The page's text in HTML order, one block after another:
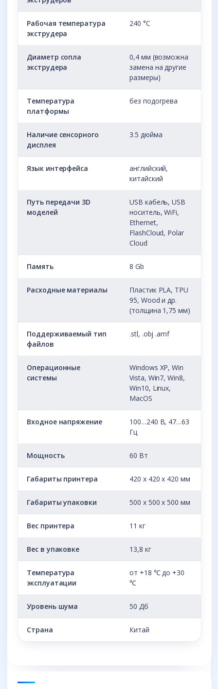
Рабочая температура
экструдера
240 °С
Диаметр сопла
экструдера
0,4 мм (возможна
замена на другие
размеры)
Температура
платформы
без подогрева
Наличие сенсорного
дисплея
3.5 дюйма
Язык интерфейса
английский,
китайский
Путь передачи 3D
моделей
USB кабель, USB
носитель, WiFi,
Ethernet,
FlashCloud, Polar
Cloud
Память 8 Gb
Расходные материалы
Пластик PLA, TPU
95, Wood и др.
(толщина 1,75 мм)
Поддерживаемый тип
файлов
.stl, .obj .amf
Операционные
системы
Windows XP, Win
Vista, Win7, Win8,
Win10, Linux,
MacOS
Входное напряжение
100…240 В, 47…63
Гц
Мощность 60 Вт
Габариты принтера 420 x 420 x 420 мм
Габариты упаковки 500 x 500 x 500 мм
Вес принтера 11 кг
Вес в упаковке 13,8 кг
Температура
эксплуатации
от +18 ℃ до +30
℃
Уровень шума 50 Дб
Страна Китай